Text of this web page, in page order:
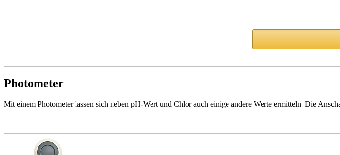
Photometer
Mit einem Photometer lassen sich neben pH-Wert und Chlor auch einige andere Werte ermitteln. Die